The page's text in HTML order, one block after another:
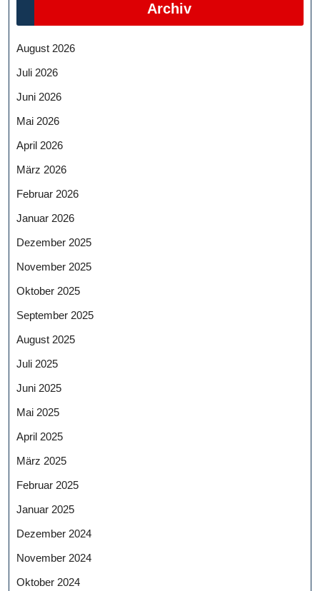
Archiv
August 2026
Juli 2026
Juni 2026
Mai 2026
April 2026
März 2026
Februar 2026
Januar 2026
Dezember 2025
November 2025
Oktober 2025
September 2025
August 2025
Juli 2025
Juni 2025
Mai 2025
April 2025
März 2025
Februar 2025
Januar 2025
Dezember 2024
November 2024
Oktober 2024